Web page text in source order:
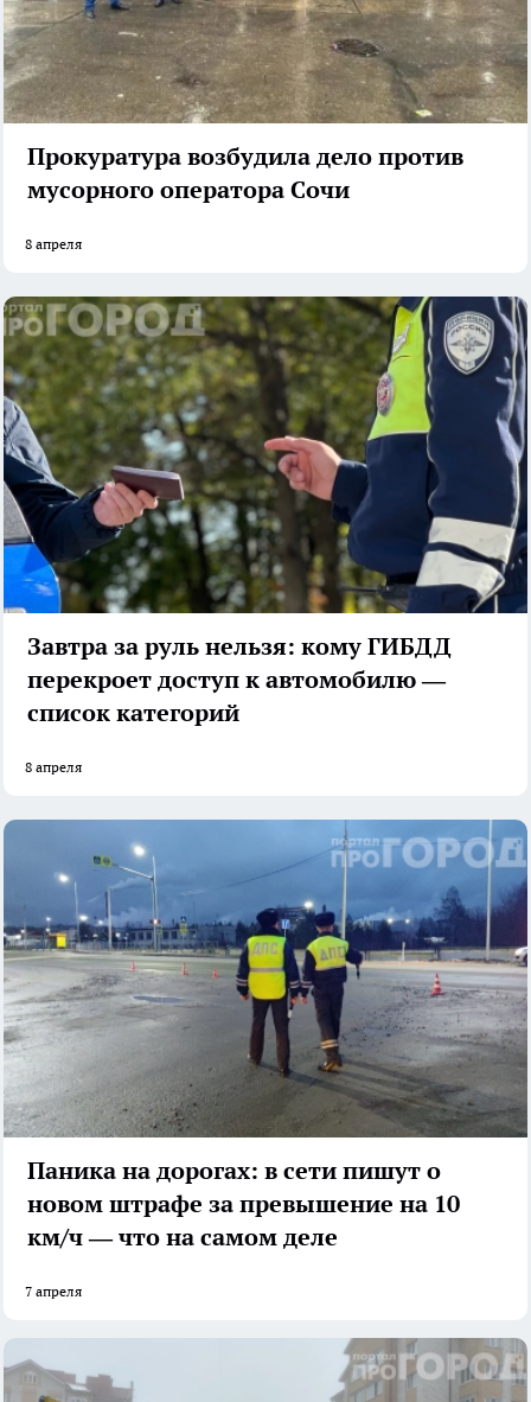
Прокуратура возбудила дело против
мусорного оператора Сочи
8 апреля
Завтра за руль нельзя: кому ГИБДД
перекроет доступ к автомобилю —
список категорий
8 апреля
Паника на дорогах: в сети пишут о
новом штрафе за превышение на 10
км/ч — что на самом деле
7 апреля